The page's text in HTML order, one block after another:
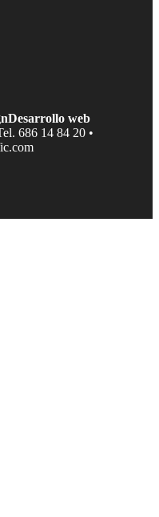
Desarrollo web
686 14 84 20 •